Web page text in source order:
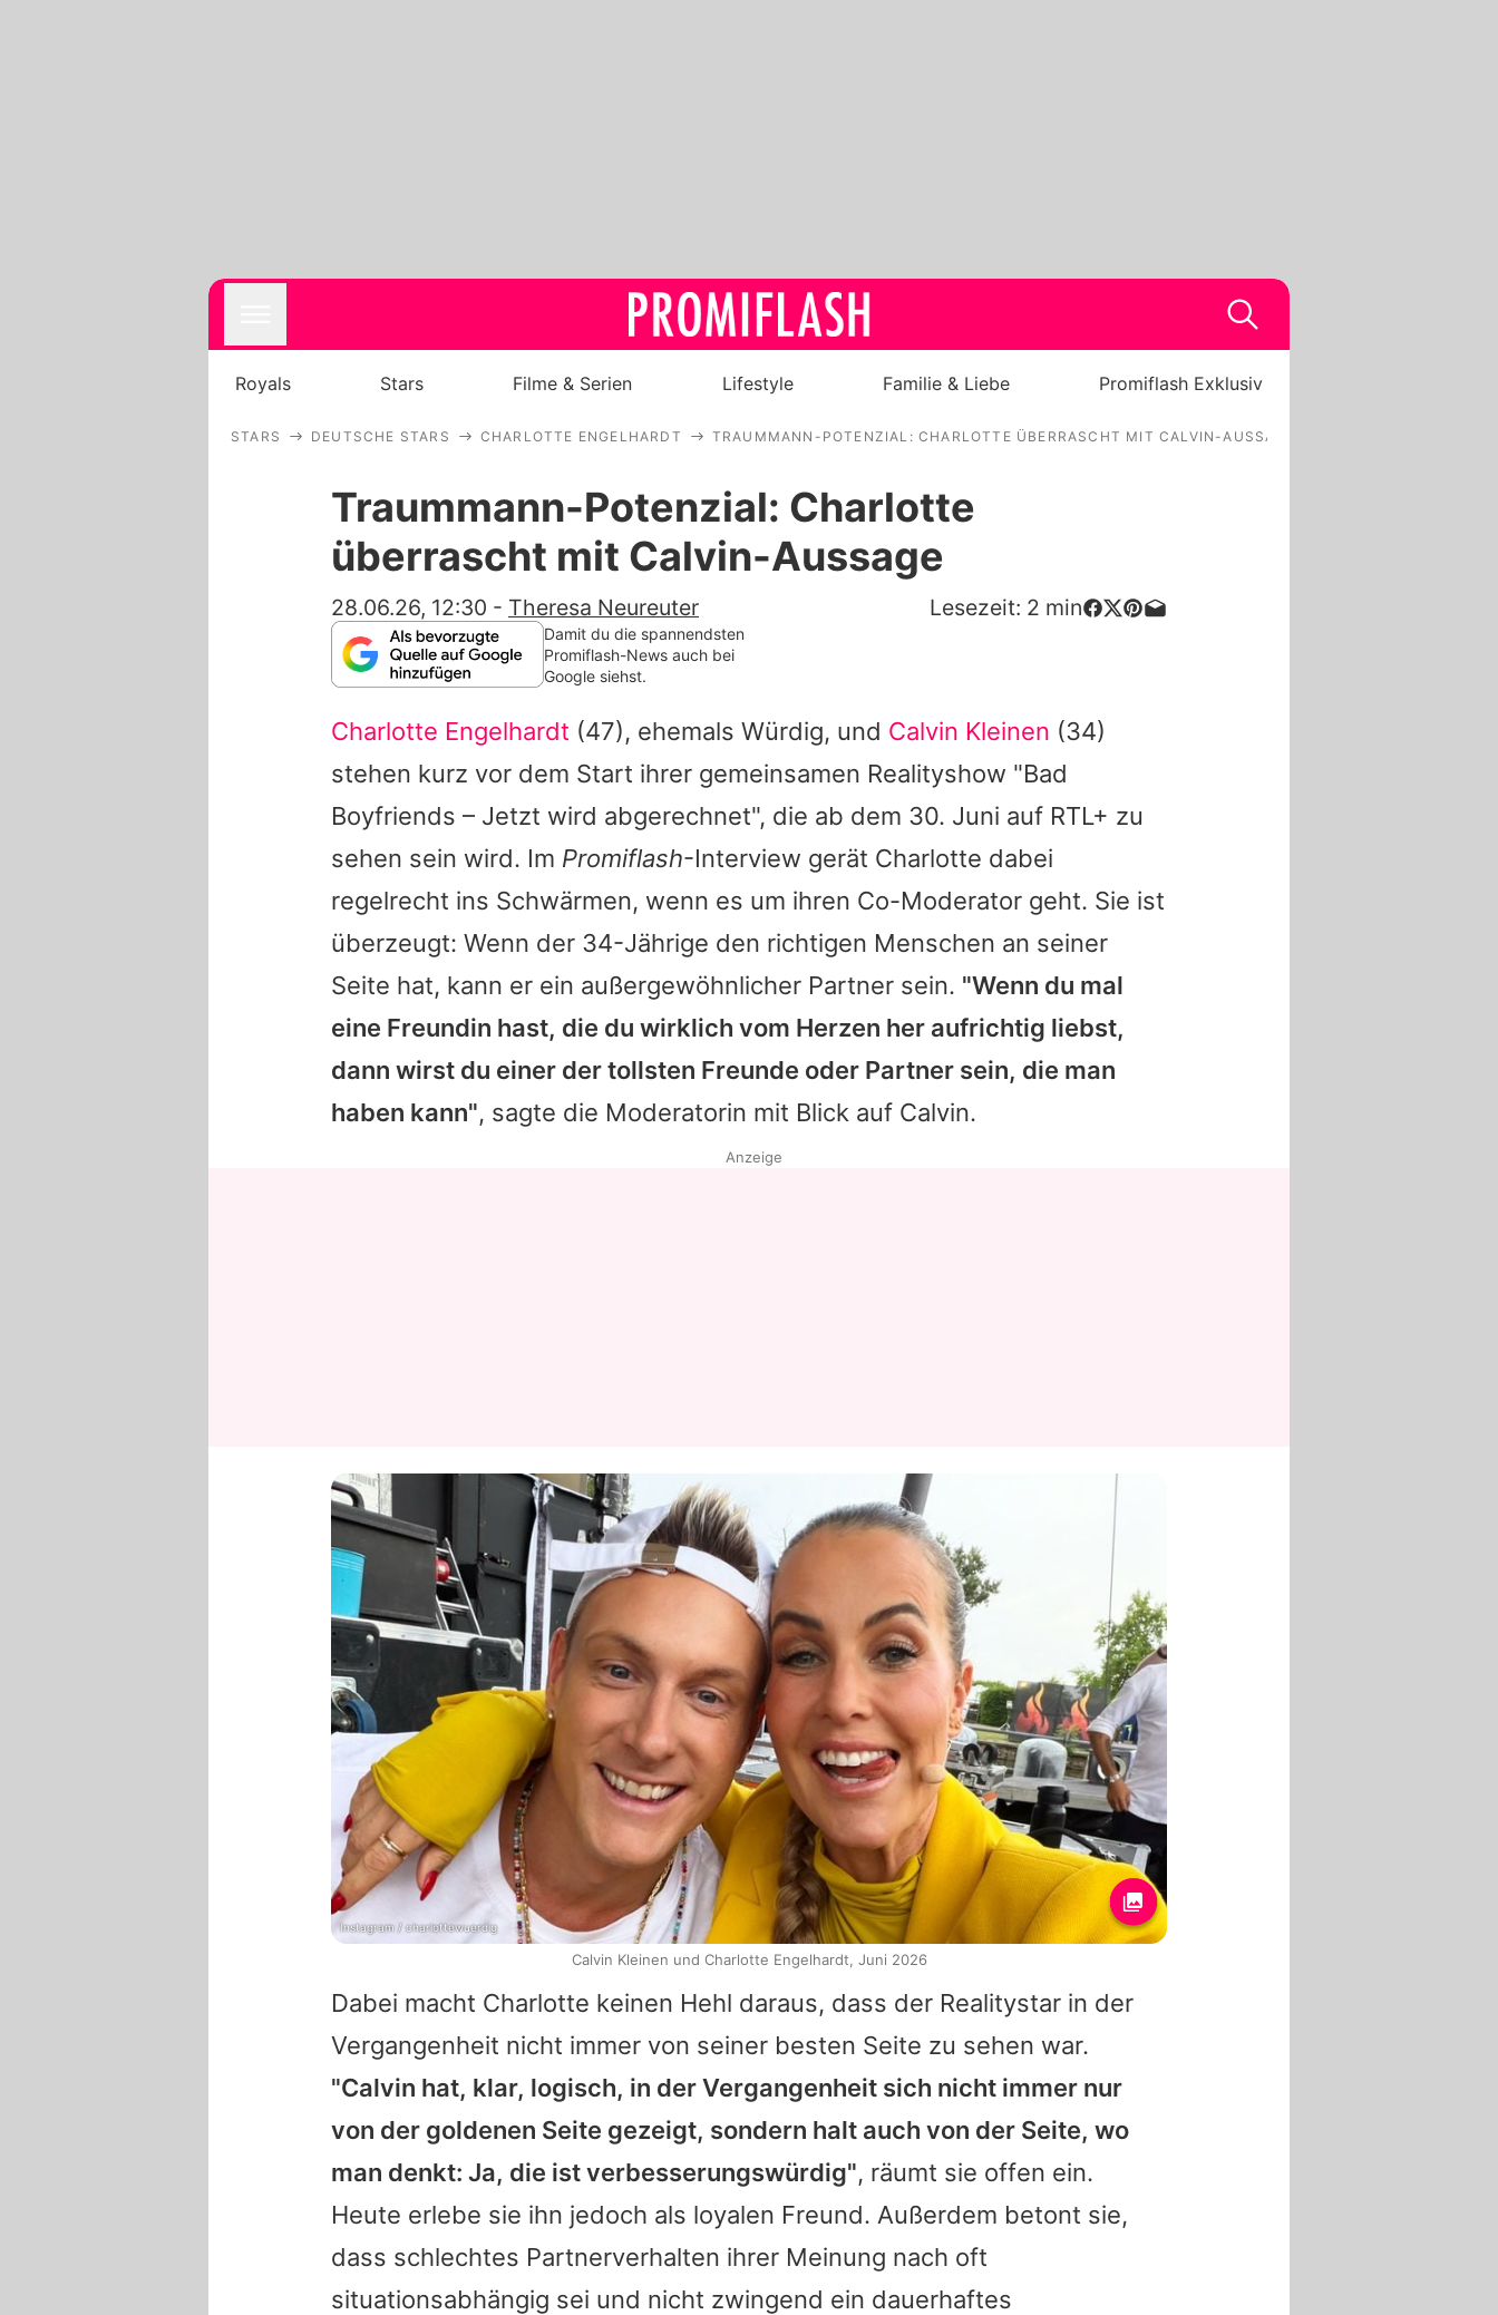
Royals
Stars
Filme & Serien
Familie & Liebe
Alle Themen auf Promiflash
App runterladen
Team
Redaktionelle Richtlinien
Impressum
Datenschutzerklärung
Nutzungsbedingungen
Royals Stars Filme & Serien Lifestyle Familie & Liebe Promiflash Exklusiv
STARS DEUTSCHE STARS CHARLOTTE ENGELHARDT TRAUMMANN-POTENZIAL: CHARLOTTE ÜBERRASCHT MIT CALVIN-AUSSAGE
Traummann-Potenzial: Charlotte
überrascht mit Calvin-Aussage
28.06.26, 12:30 - Theresa Neureuter Lesezeit: 2 min
Damit du die spannendsten
Promiflash-News auch bei
Google siehst.
Charlotte Engelhardt (47), ehemals Würdig, und Calvin Kleinen (34)
stehen kurz vor dem Start ihrer gemeinsamen Realityshow "Bad
Boyfriends – Jetzt wird abgerechnet", die ab dem 30. Juni auf RTL+ zu
sehen sein wird. Im Promiflash-Interview gerät Charlotte dabei
regelrecht ins Schwärmen, wenn es um ihren Co-Moderator geht. Sie ist
überzeugt: Wenn der 34-Jährige den richtigen Menschen an seiner
Seite hat, kann er ein außergewöhnlicher Partner sein. "Wenn du mal
eine Freundin hast, die du wirklich vom Herzen her aufrichtig liebst,
dann wirst du einer der tollsten Freunde oder Partner sein, die man
haben kann", sagte die Moderatorin mit Blick auf Calvin.
Dabei macht Charlotte keinen Hehl daraus, dass der Realitystar in der
Vergangenheit nicht immer von seiner besten Seite zu sehen war.
"Calvin hat, klar, logisch, in der Vergangenheit sich nicht immer nur
von der goldenen Seite gezeigt, sondern halt auch von der Seite, wo
man denkt: Ja, die ist verbesserungswürdig", räumt sie offen ein.
Heute erlebe sie ihn jedoch als loyalen Freund. Außerdem betont sie,
dass schlechtes Partnerverhalten ihrer Meinung nach oft
situationsabhängig sei und nicht zwingend ein dauerhaftes
Anzeige
Instagram / charlottewuerdig
Calvin Kleinen und Charlotte Engelhardt, Juni 2026